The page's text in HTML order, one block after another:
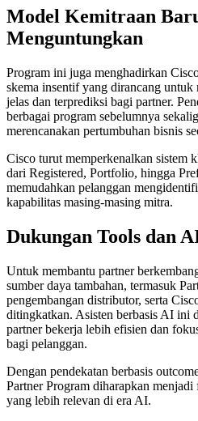
Model Kemitraan
Menguntungkan
Program ini juga menghadirkan
skema insentif yang dirancang untuk
jelas dan terprediksi bagi partner.
berbagai program sebelumnya
merencanakan pertumbuhan bisnis
Cisco turut memperkenalkan sistem
dari Registered, Portfolio, hingga
memudahkan pelanggan
kapabilitas masing-masing mitra.
Dukungan Tools dan
Untuk membantu partner
sumber daya tambahan, termasuk
pengembangan distributor, serta
ditingkatkan. Asisten berbasis AI ini
partner bekerja lebih efisien dan
bagi pelanggan.
Dengan pendekatan berbasis
Partner Program diharapkan
yang lebih relevan di era AI.